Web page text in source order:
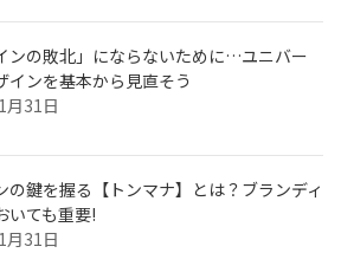
ンの敗北」にならないために…ユニバー
インを基本から見直そう
月31日
の鍵を握る【トンマナ】とは？ブランディ
いても重要!
月31日